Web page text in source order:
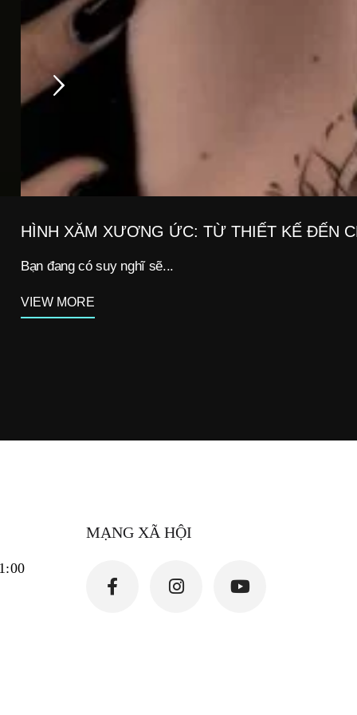
HÌNH XĂM XƯƠNG ỨC: TỪ THIẾT KẾ ĐẾN
Bạn đang có suy nghĩ sẽ...
VIEW MORE
MẠNG XÃ HỘI